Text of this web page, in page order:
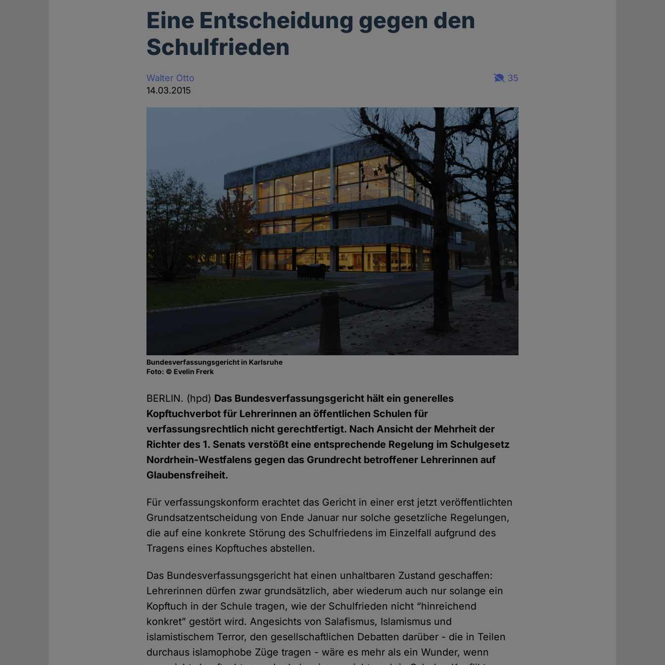
Eine Entscheidung gegen den
Schulfrieden
Walter Otto
14.03.2015
35
Bundesverfassungsgericht in Karlsruhe
Foto: © Evelin Frerk
BERLIN. (hpd) Das Bundesverfassungsgericht hält ein generelles
Kopftuchverbot für Lehrerinnen an öffentlichen Schulen für
verfassungsrechtlich nicht gerechtfertigt. Nach Ansicht der Mehrheit der
Richter des 1. Senats verstößt eine entsprechende Regelung im Schulgesetz
Nordrhein-Westfalens gegen das Grundrecht betroffener Lehrerinnen auf
Glaubensfreiheit.
Für verfassungskonform erachtet das Gericht in einer erst jetzt veröffentlichten
Grundsatzentscheidung von Ende Januar nur solche gesetzliche Regelungen,
die auf eine konkrete Störung des Schulfriedens im Einzelfall aufgrund des
Tragens eines Kopftuches abstellen.
Das Bundesverfassungsgericht hat einen unhaltbaren Zustand geschaffen:
Lehrerinnen dürfen zwar grundsätzlich, aber wiederum auch nur solange ein
Kopftuch in der Schule tragen, wie der Schulfrieden nicht “hinreichend
konkret” gestört wird. Angesichts von Salafismus, Islamismus und
islamistischem Terror, den gesellschaftlichen Debatten darüber - die in Teilen
durchaus islamophobe Züge tragen - wäre es mehr als ein Wunder, wenn